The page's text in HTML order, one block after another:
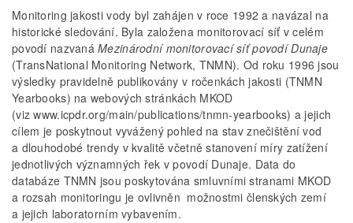
Monitoring jakosti vody byl zahájen v roce 1992 a navázal na
historické sledování. Byla založena monitorovací síť v celém
povodí nazvanáMezinárodní monitorovací síť povodí Dunaje
(TransNational Monitoring Network, TNMN). Od roku 1996 jsou
výsledky pravidelně publikovány v ročenkách jakosti (TNMN
Yearbooks) na webových stránkách MKOD
(viz www.icpdr.org/main/publications/tnmn-yearbooks) a jejich
cílem je poskytnout vyvážený pohled na stav znečištění vod
a dlouhodobé trendy v kvalitě včetně stanovení míry zatížení
jednotlivých významných řek v povodí Dunaje. Data do
databáze TNMN jsou poskytována smluvními stranami MKOD
a rozsah monitoringu je ovlivněn možnostmi členských zemí
a jejich laboratorním vybavením.